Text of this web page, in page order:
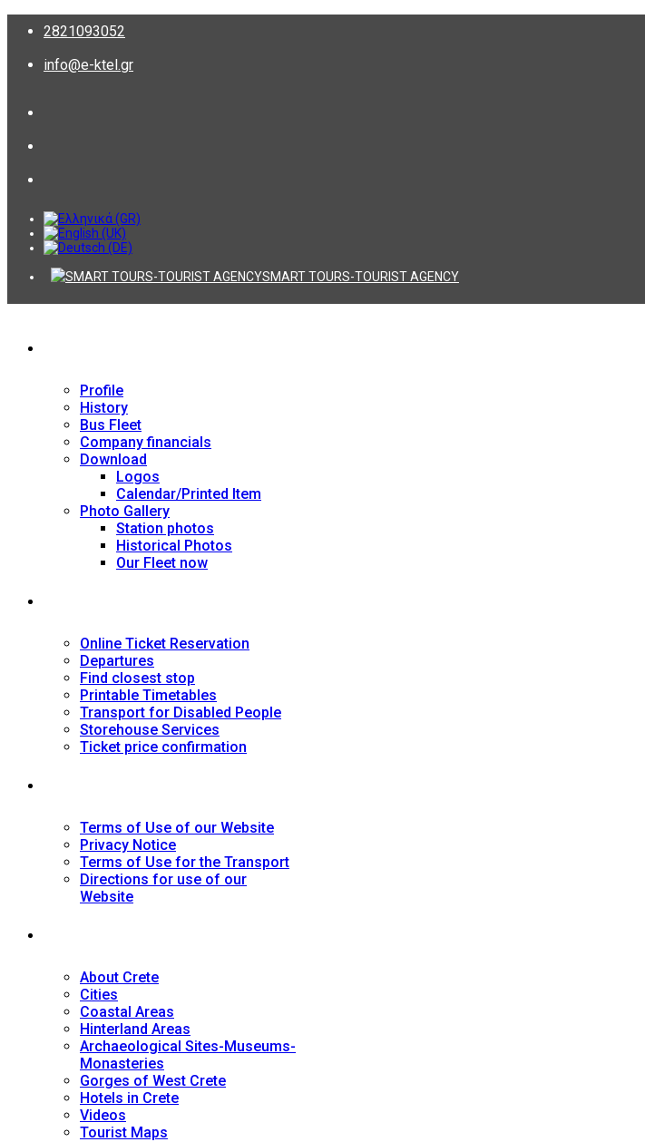
2821093052
info@e-ktel.gr
SMART TOURS-TOURIST AGENCY
Profile
History
Bus Fleet
Company financials
Download
Logos
Calendar/Printed Item
Photo Gallery
Station photos
Historical Photos
Our Fleet now
Online Ticket Reservation
Departures
Find closest stop
Printable Timetables
Transport for Disabled People
Storehouse Services
Ticket price confirmation
Terms of Use of our Website
Privacy Notice
Terms of Use for the Transport
Directions for use of our
Website
About Crete
Cities
Coastal Areas
Hinterland Areas
Archaeological Sites-Museums-
Monasteries
Gorges of West Crete
Hotels in Crete
Videos
Tourist Maps